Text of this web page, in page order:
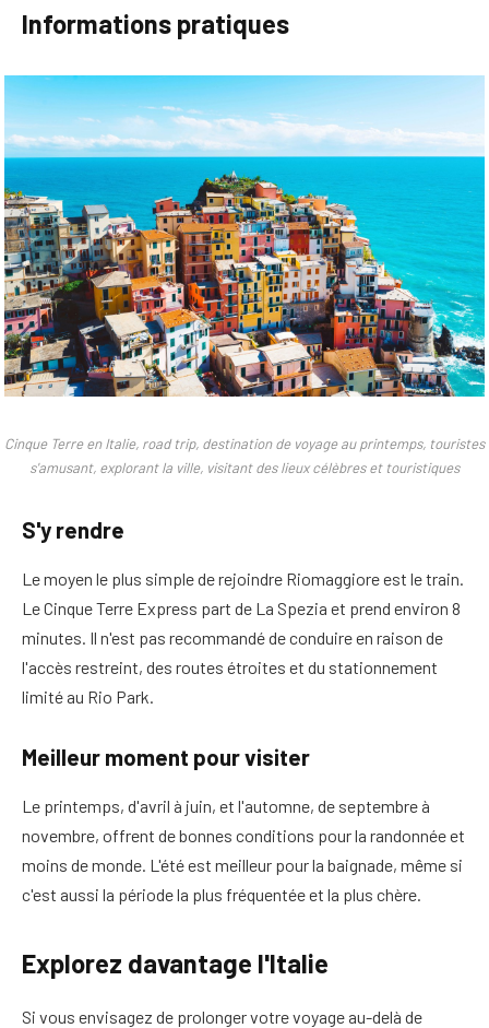
Informations pratiques
Cinque Terre en Italie, road trip, destination de voyage au printemps, touristes
s'amusant, explorant la ville, visitant des lieux célèbres et touristiques
S'y rendre
Le moyen le plus simple de rejoindre Riomaggiore est le train.
Le Cinque Terre Express part de La Spezia et prend environ 8
minutes. Il n'est pas recommandé de conduire en raison de
l'accès restreint, des routes étroites et du stationnement
limité au Rio Park.
Meilleur moment pour visiter
Le printemps, d'avril à juin, et l'automne, de septembre à
novembre, offrent de bonnes conditions pour la randonnée et
moins de monde. L'été est meilleur pour la baignade, même si
c'est aussi la période la plus fréquentée et la plus chère.
Explorez davantage l'Italie
Si vous envisagez de prolonger votre voyage au-delà de